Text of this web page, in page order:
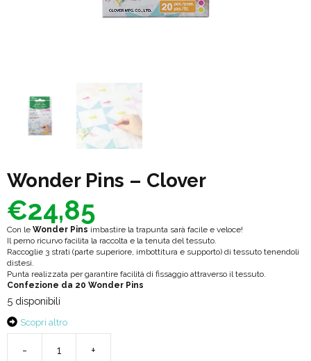
Wonder Pins – Clover
€24,85
Con le Wonder Pins imbastire la trapunta sarà facile e veloce!
Il perno ricurvo facilita la raccolta e la tenuta del tessuto.
Raccoglie 3 strati (parte superiore, imbottitura e supporto) di tessuto tenendoli
distesi.
Punta realizzata per garantire facilità di fissaggio attraverso il tessuto.
Confezione da 20 Wonder Pins
5 disponibili
Scopri altro
- +